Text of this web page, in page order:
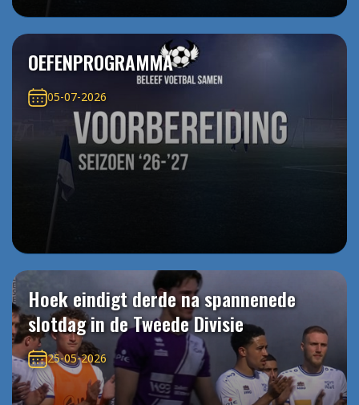
OEFENPROGRAMMA
05-07-2026
Hoek eindigt derde na spannenede
slotdag in de Tweede Divisie
25-05-2026